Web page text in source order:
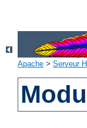
Apache > Serveur